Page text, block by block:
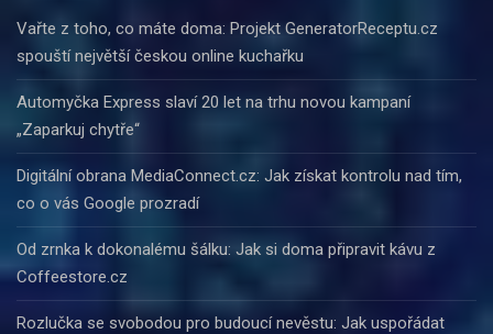
Vařte z toho, co máte doma: Projekt GeneratorReceptu.cz
spouští největší českou online kuchařku
Automyčka Express slaví 20 let na trhu novou kampaní
„Zaparkuj chytře“
Digitální obrana MediaConnect.cz: Jak získat kontrolu nad tím,
co o vás Google prozradí
Od zrnka k dokonalému šálku: Jak si doma připravit kávu z
Coffeestore.cz
Rozlučka se svobodou pro budoucí nevěstu: Jak uspořádat